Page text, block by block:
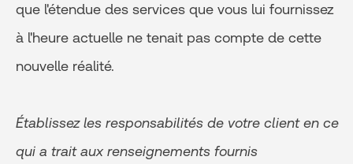
que l'étendue des services que vous lui fournissez
à l'heure actuelle ne tenait pas compte de cette
nouvelle réalité.
Établissez les responsabilités de votre client en ce
qui a trait aux renseignements fournis